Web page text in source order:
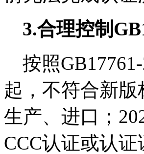
3.合理控制
按照
起，不符合新
生产、进口；
CCC认证或认证